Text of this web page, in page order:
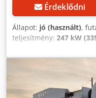
Érdeklődni
Állapot: jó (használt),
teljesítmény: 247 kW
,
osztály:Euro 5, Gyártási
szemétszállító VDK
kilométer: 122.000 km,
LE, Euro 5 Ár: 10.000